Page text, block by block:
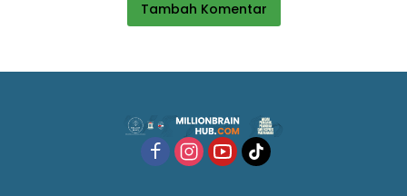
Tambah Komentar